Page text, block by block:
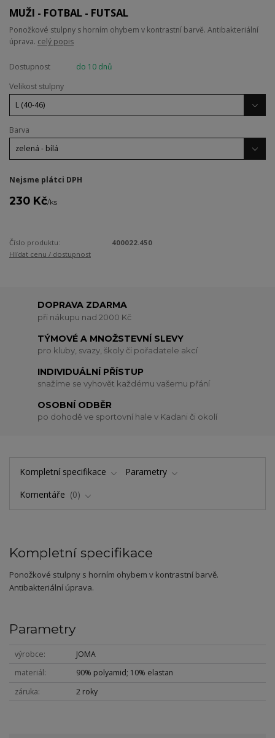
MUŽI - FOTBAL - FUTSAL
Ponožkové stulpny s horním ohybem v kontrastní barvě. Antibakteriální
úprava. celý popis
Dostupnost
do 10 dnů
Velikost stulpny
Barva
Nejsme plátci DPH
230 Kč/ks
Číslo produktu:
400022.450
Hlídat cenu / dostupnost
DOPRAVA ZDARMA
při nákupu nad 2000 Kč
TÝMOVÉ A MNOŽSTEVNÍ SLEVY
pro kluby, svazy, školy či pořadatele akcí
INDIVIDUÁLNÍ PŘÍSTUP
snažíme se vyhovět každému vašemu přání
OSOBNÍ ODBĚR
po dohodě ve sportovní hale v Kadani či okolí
Kompletní specifikace
Parametry
Komentáře
0
Kompletní specifikace
Ponožkové stulpny s horním ohybem v kontrastní barvě.
Antibakteriální úprava.
Parametry
výrobce
JOMA
materiál
90% polyamid; 10% elastan
záruka
2 roky